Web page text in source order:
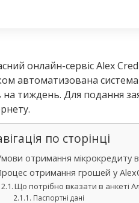
онлайн-сервіс Alex
автоматизована
на тиждень. Для подання
по сторінці
отримання мікрокредиту
отримання грошей у
Що потрібно вказати в анкеті
Паспортні дані